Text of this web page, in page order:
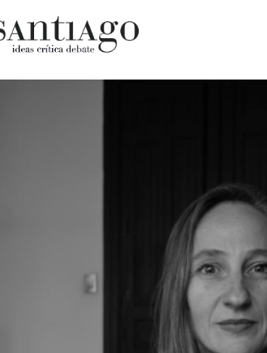
Fragmentos
Gran
Historia
Historia
Lagunas